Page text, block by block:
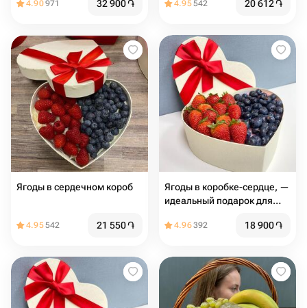
4.90971 32 900֏ 4.95542 20 612֏
Ягоды в сердечном короб
4.95542 21 550֏
Ягоды в коробке-сердце, —
идеальный подарок для
4.96392 18 900֏